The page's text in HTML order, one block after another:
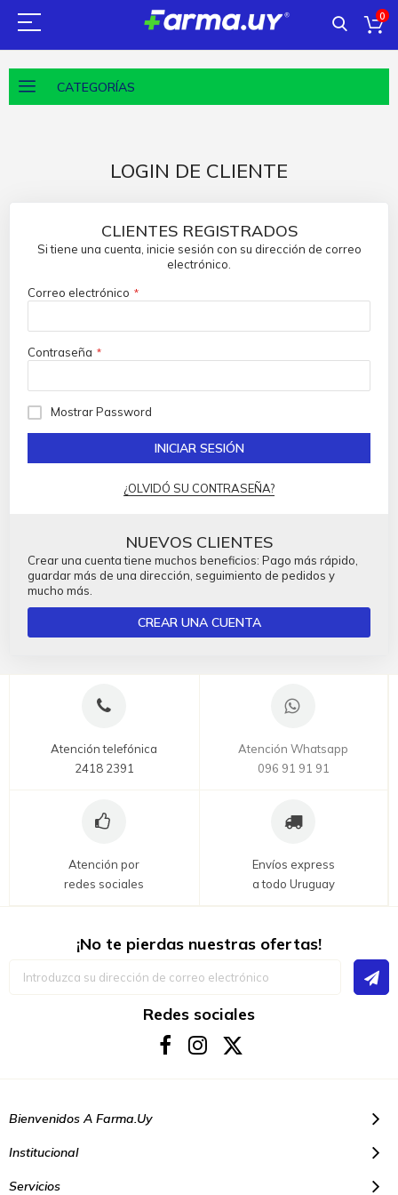
0
CATEGORÍAS
LOGIN DE CLIENTE
CLIENTES REGISTRADOS
Si tiene una cuenta, inicie sesión con su dirección de correo
electrónico.
Correo electrónico
Contraseña
Mostrar Password
INICIAR SESIÓN
¿OLVIDÓ SU CONTRASEÑA?
NUEVOS CLIENTES
Crear una cuenta tiene muchos beneficios: Pago más rápido,
guardar más de una dirección, seguimiento de pedidos y
mucho más.
CREAR UNA CUENTA
Atención telefónica
2418 2391
Atención Whatsapp
096 91 91 91
Atención por
redes sociales
Envíos express
a todo Uruguay
¡No te pierdas nuestras ofertas!
Redes sociales
Bienvenidos A Farma.uy
Institucional
Servicios